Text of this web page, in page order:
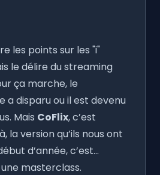
les points sur les "i"
le délire du streaming
ça marche, le
a disparu ou il est devenu
Mais CoFlix, c’est
la version qu’ils nous ont
d’année, c’est...
masterclass.